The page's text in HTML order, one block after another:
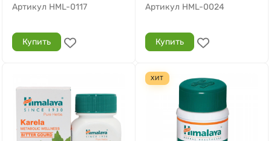
Артикул HML-0117
Купить
Артикул HML-0024
Купить
ХИТ